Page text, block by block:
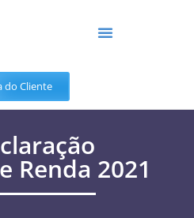
do Cliente
Renda 2021